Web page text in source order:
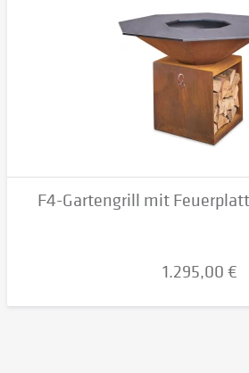
F4-Gartengrill mit
1.295,00 €